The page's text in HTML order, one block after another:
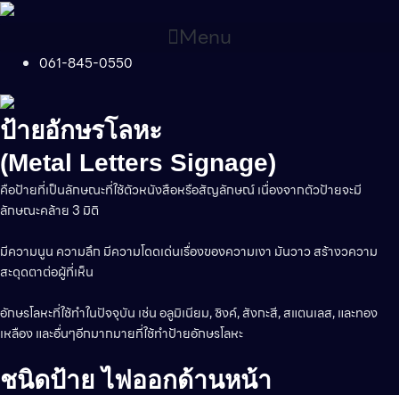
Skip
Menu
061-845-0550
ป้ายอักษรโลหะ
(Metal Letters Signage)
คือป้ายที่เป็นลักษณะที่ใช้ตัวหนังสือหรือสัญลักษณ์ เนื่องจากตัวป้ายจะมี
ลักษณะคล้าย 3 มิติ
มีความนูน ความลึก มีความโดดเด่นเรื่องของความเงา มันวาว สร้างวความ
สะดุดตาต่อผู้ที่เห็น
อักษรโลหะที่ใช้ทําในปัจจุบัน เช่น อลูมิเนียม, ซิงค์, สังกะสี, สแตนเลส, และทอง
เหลือง และอื่นๆอีกมากมายที่ใช้ทําป้ายอักษรโลหะ
ชนิดป้าย ไฟออกด้านหน้า